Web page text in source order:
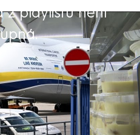
z playlistu není